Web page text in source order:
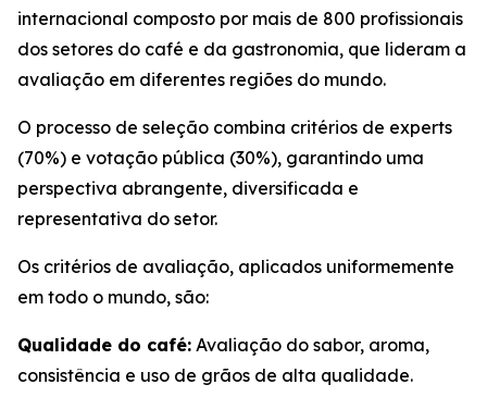
internacional composto por mais de 800 profissionais
dos setores do café e da gastronomia, que lideram a
avaliação em diferentes regiões do mundo.
O processo de seleção combina critérios de experts
(70%) e votação pública (30%), garantindo uma
perspectiva abrangente, diversificada e
representativa do setor.
Os critérios de avaliação, aplicados uniformemente
em todo o mundo, são:
Qualidade do café: Avaliação do sabor, aroma,
consistência e uso de grãos de alta qualidade.